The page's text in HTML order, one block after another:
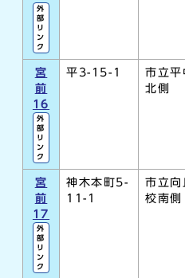
外
部
リ
ン
ク
宮
前
16
外
部
リ
ン
ク
平3-15-1
市立平
北側
宮
前
17
外
部
リ
ン
ク
神木本町5-
11-1
市立向
校南側